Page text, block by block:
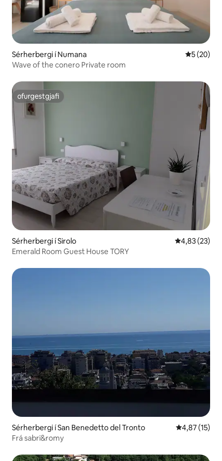
Sérherbergi í Numana 5 af 5 í
5 (20)
Wave of the conero Private room
ofurgestgjafi
ofurgestgjafi
Sérherbergi í Sirolo 4,83 af 5 í
4,83 (23)
Emerald Room Guest House TORY
Sérherbergi í San Benedetto del Tronto 4,87 af 5 í
4,87 (15)
Frá sabri&romy